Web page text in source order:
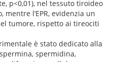
p<0,01), nel tessuto tiroideo
l’EPR, evidenzia un
tumore, rispetto ai tireociti
è stato dedicato alla
spermidina,